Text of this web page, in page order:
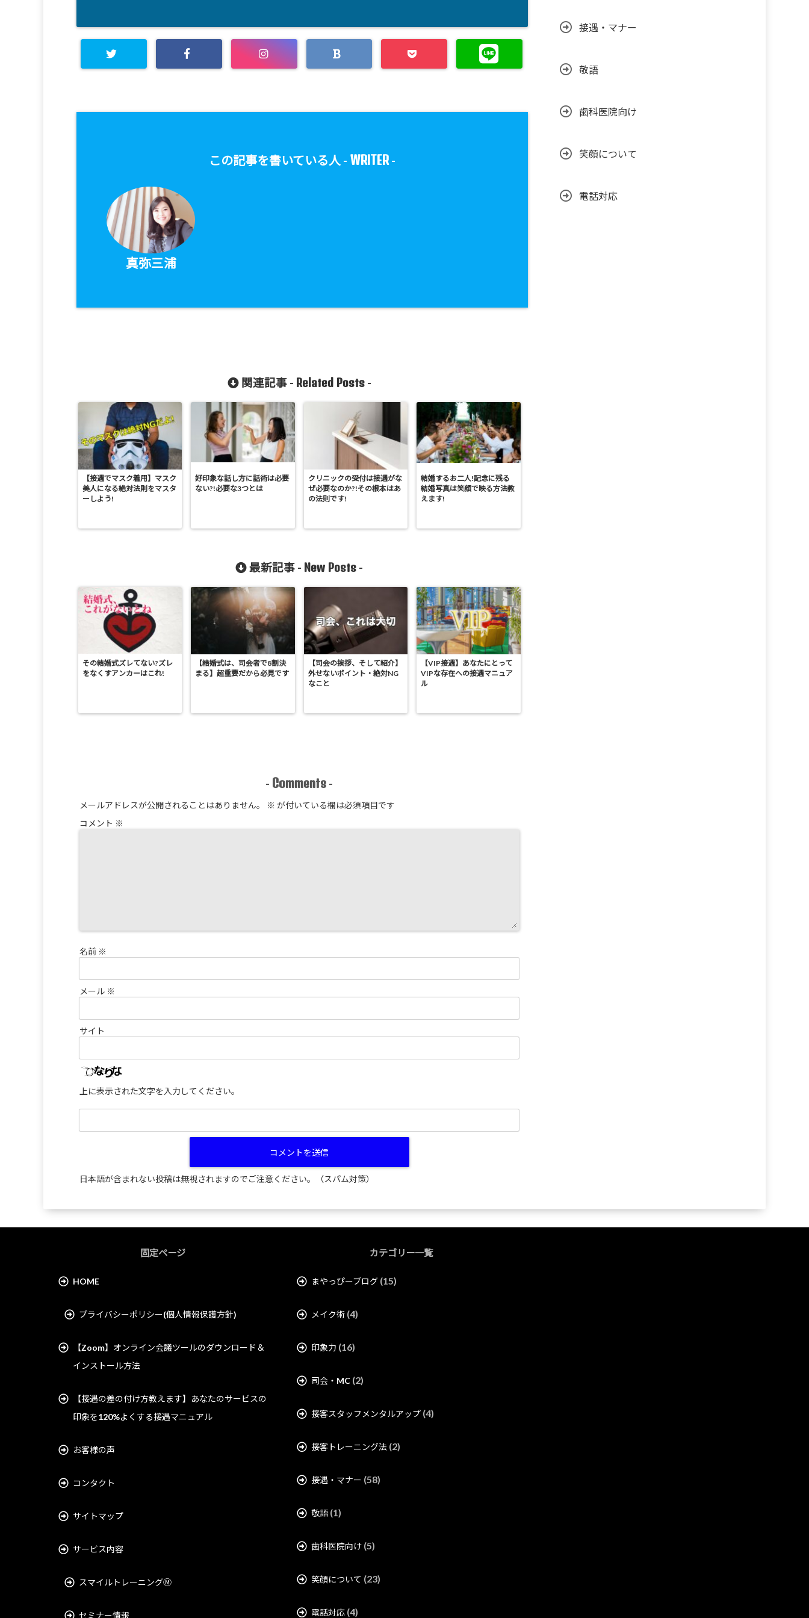
この記事を書いている人 - WRITER-
真弥三浦
関連記事 - Related Posts-
【接遇でマスク着用】マスク
美人になる絶対法則をマスタ
ーしよう!
好印象な話し方に話術は必要
ない?!必要な3つとは
クリニックの受付は接遇がな
ぜ必要なのか?!その根本はあ
の法則です!
結婚するお二人!記念に残る
結婚写真は笑顔で映る方法教
えます!
最新記事 - New Posts -
その結婚式ズレてない?ズレ
をなくすアンカーはこれ!
【結婚式は、司会者で8割決
まる】超重要だから必見です
【司会の挨拶、そして紹介】
外せないポイント・絶対NG
なこと
【VIP接遇】あなたにとって
VIPな存在への接遇マニュア
ル
- Comments -
メールアドレスが公開されることはありません。 ※ が付いている欄は必須項目です
コメント ※
名前 ※
メール ※
サイト
上に表示された文字を入力してください。
日本語が含まれない投稿は無視されますのでご注意ください。（スパム対策）
接遇・マナー
敬語
歯科医院向け
笑顔について
電話対応
固定ページ
HOME
プライバシーポリシー(個人情報保護方針)
【Zoom】オンライン会議ツールのダウンロード＆
インストール方法
【接遇の差の付け方教えます】あなたのサービスの
印象を120%よくする接遇マニュアル
お客様の声
コンタクト
サイトマップ
サービス内容
スマイルトレーニングⓂ︎
セミナー情報
カテゴリー一覧
まやっぴーブログ (15)
メイク術 (4)
印象力 (16)
司会・MC (2)
接客スタッフメンタルアップ (4)
接客トレーニング法 (2)
接遇・マナー (58)
敬語(1)
歯科医院向け (5)
笑顔について (23)
電話対応 (4)